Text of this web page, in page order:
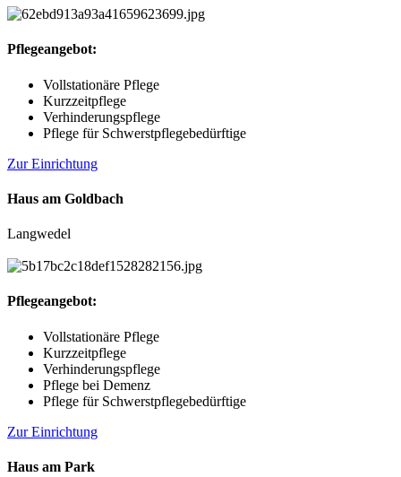
Pflegeangebot:
Vollstationäre Pflege
Kurzzeitpflege
Verhinderungspflege
Pflege für Schwerstpflegebedürftige
Zur Einrichtung
Haus am Goldbach
Langwedel
Pflegeangebot:
Vollstationäre Pflege
Kurzzeitpflege
Verhinderungspflege
Pflege bei Demenz
Pflege für Schwerstpflegebedürftige
Zur Einrichtung
Haus am Park